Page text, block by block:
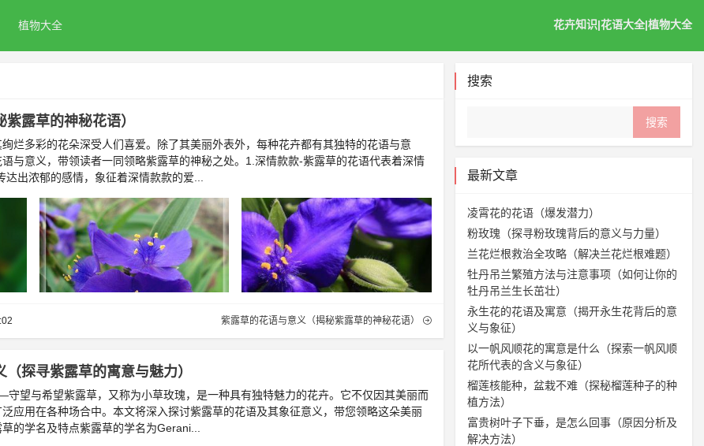
花卉知识|花语大全|植物大全
植物大全
露草的神秘花语）
烂多彩的花朵深受人们喜爱。除了其美丽外表外，每种花卉都有其独特的花语与意
与意义，带领读者一同领略紫露草的神秘之处。1.深情款款-紫露草的花语代表着深情
出浓郁的感情，象征着深情款款的爱...
紫露草的花语与意义（揭秘紫露草的神秘花语）
探寻紫露草的寓意与魅力）
望与希望紫露草，又称为小草玫瑰，是一种具有独特魅力的花卉。它不仅因其美丽而
应用在各种场合中。本文将深入探讨紫露草的花语及其象征意义，带您领略这朵美丽
的学名及特点紫露草的学名为Gerani...
搜索
最新文章
凌霄花的花语（爆发潜力）
粉玫瑰（探寻粉玫瑰背后的意义与力量）
兰花烂根救治全攻略（解决兰花烂根难题）
牡丹吊兰繁殖方法与注意事项（如何让你的
牡丹吊兰生长茁壮）
永生花的花语及寓意（揭开永生花背后的意
义与象征）
以一帆风顺花的寓意是什么（探索一帆风顺
花所代表的含义与象征）
榴莲核能种，盆栽不难（探秘榴莲种子的种
植方法）
富贵树叶子下垂，是怎么回事（原因分析及
解决方法）